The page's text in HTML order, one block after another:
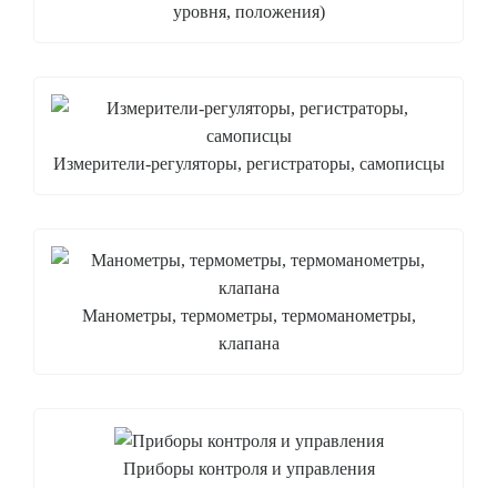
уровня, положения)
Измерители-регуляторы, регистраторы, самописцы
Манометры, термометры, термоманометры,
клапана
Приборы контроля и управления